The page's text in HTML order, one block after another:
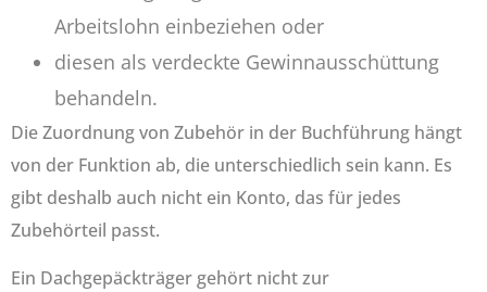
Arbeitslohn einbeziehen oder
diesen als verdeckte Gewinnausschüttung
behandeln.
Die Zuordnung von Zubehör in der Buchführung hängt
von der Funktion ab, die unterschiedlich sein kann. Es
gibt deshalb auch nicht ein Konto, das für jedes
Zubehörteil passt.
Ein Dachgepäckträger gehört nicht zur